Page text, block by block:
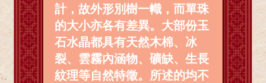
計，故外形別樹一幟，而單珠
的大小亦各有差異。大部份玉
石水晶都具有天然木棉、冰
裂、雲霧內涵物、礦缺、生長
紋理等自然特徵。所述的均不